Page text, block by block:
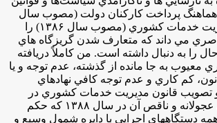
هماهنگ پرداخت كاركنان دولت (مصوب سال
۱۳۷۰) و قانون مديريت خدمات كشوري (مصوب سال ۱۳۸۶) را
مي‌ داند كه متعارف شدن گريزگاه ­هاي
را به دنبال داشته است. من كاملاً دريافته
معيوب به جا مانده از گذشته، عدم توجه و يا
كم كاري و عدم توجه كافي نهادهاي
تصويب قانون مديريت خدمات كشوري در
سال ۱۳۸۶ و اجراي عجولانه و ناقص آن در سال ۱۳۸۸ كه حكم
دستگاه­هاي اجرايي با دايره شمول وسيع و